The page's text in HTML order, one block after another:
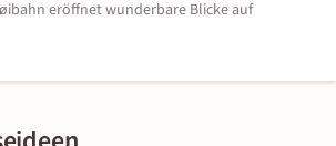
eröffnet wunderbare Blicke auf